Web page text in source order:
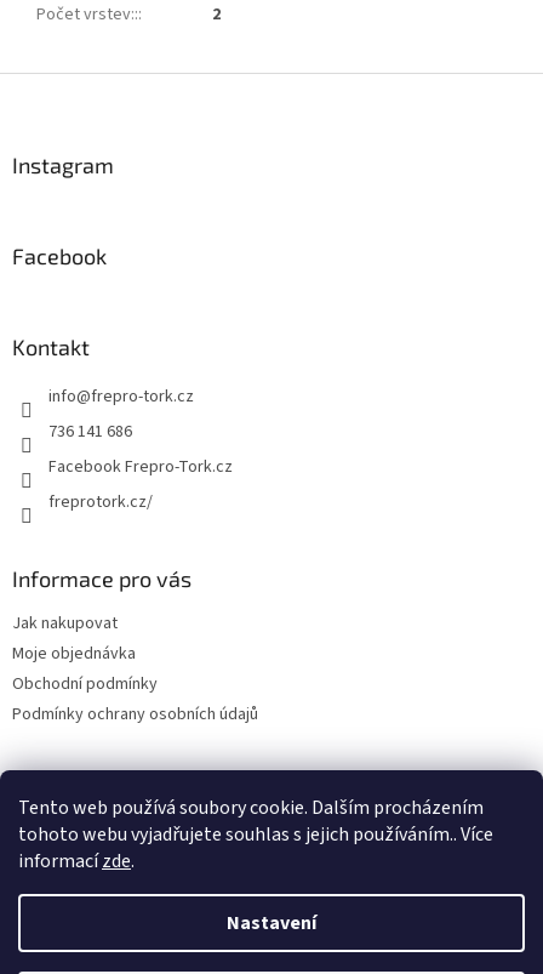
Tento web používá soubory cookie. Dalším procházením
tohoto webu vyjadřujete souhlas s jejich používáním.. Více
informacízde.
Nastavení
Počet vrstev::: 2
Instagram
Facebook
Kontakt
info@frepro-tork.cz
736 141 686
Facebook Frepro-Tork.cz
freprotork.cz/
Informace pro vás
Jak nakupovat
Moje objednávka
Obchodní podmínky
Podmínky ochrany osobních údajů
Facebook FREPRO-TORK.CZ Instagram FREPRO-TORK.cz
Vytvořil Shoptet